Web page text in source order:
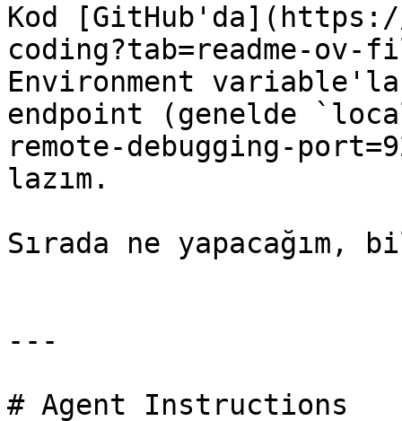
Kod
coding?tab=readme-
Environment
endpoint (genelde
remote-debugging-
lazım.
Sırada ne yapacağım,
---
# Agent Instructions